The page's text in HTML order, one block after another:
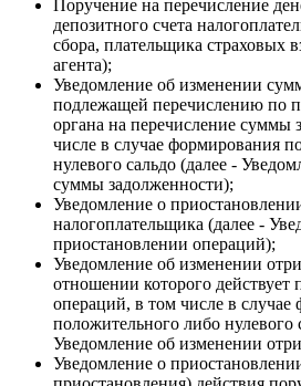
Поручение на перечисление
депозитного счета
сбора, плательщика страховых
агента);
Уведомление об изменении
подлежащей перечислению по
органа на перечисление суммы
числе в случае формирования
нулевого сальдо (далее -
суммы задолженности);
Уведомление о
налогоплательщика (далее -
приостановлении операций);
Уведомление об изменении
отношении которого действует
операций, в том числе в случае
положительного либо нулевого
Уведомление об изменении
Уведомление о